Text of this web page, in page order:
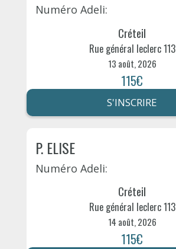
Numéro Adeli:
Créteil
Rue général leclerc 113
13 août, 2026
115€
S'INSCRIRE
P. ELISE
Numéro Adeli:
Créteil
Rue général leclerc 113
14 août, 2026
115€